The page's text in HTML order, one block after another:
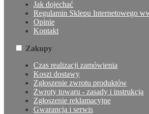
Jak dojechać
Regulamin Sklepu Internetowego
Opinie
Kontakt
Zakupy
Czas realizacji zamówienia
Koszt dostawy
Zgłoszenie zwrotu produktów
Zwroty towaru - zasady i instrukcja
Zgłoszenie reklamacyjne
Gwarancja i serwis